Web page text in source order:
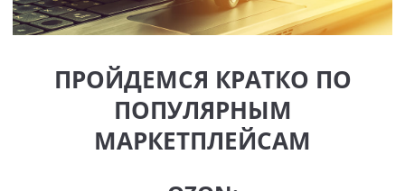
ПРОЙДЕМСЯ КРАТКО ПО
ПОПУЛЯРНЫМ
МАРКЕТПЛЕЙСАМ